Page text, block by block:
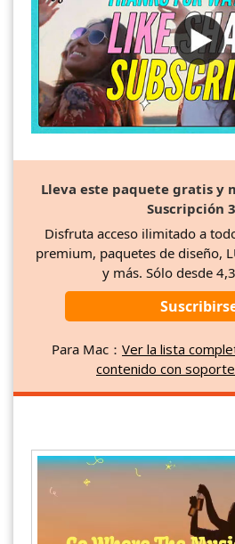
Lleva este paquete gratis y
Suscripción
Disfruta acceso ilimitado a
premium, paquetes de diseño,
y más. Sólo desde
Para Mac： Ver la lista
contenido con soporte